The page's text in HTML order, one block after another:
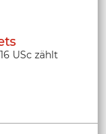
USc zählt